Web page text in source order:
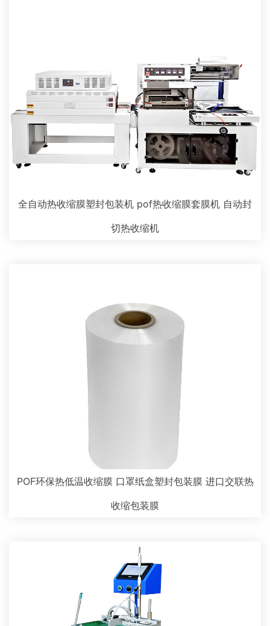
全自动热收缩膜塑封包装机 pof热收缩膜套膜机 自动封
切热收缩机
POF环保热低温收缩膜 口罩纸盒塑封包装膜 进口交联热
收缩包装膜